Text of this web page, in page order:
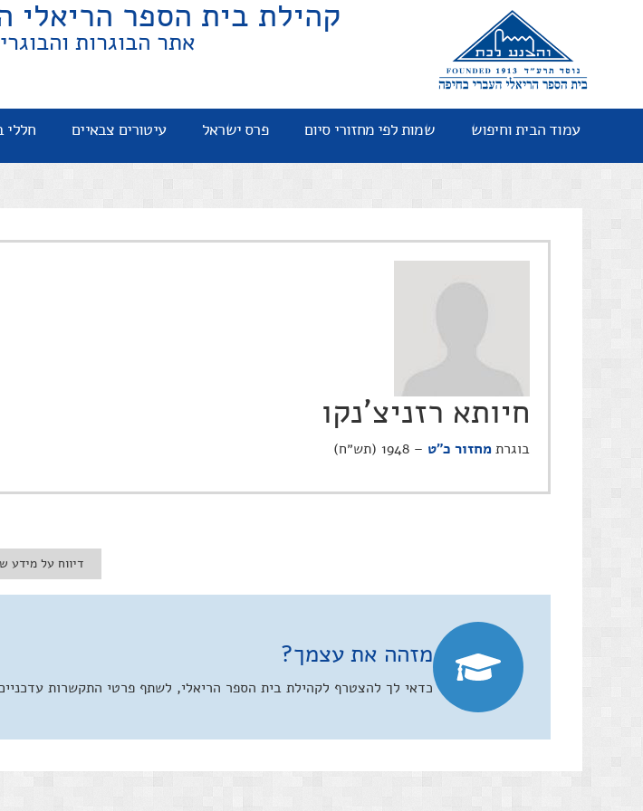
קהילת בית הספר הריאלי
אתר הבוגרות
עמוד הבית וחיפוש שמות לפי מחזורי סיום פרס ישראל עיטורים צבאיים חללי
חיותא רזניצ'נקו
בוגרתמחזור כ"ט – 1948 (תש״ח)
דיווח על מידע
מזהה את עצמך?
כדאי לך להצטרף לקהילת בית הספר הריאלי, לשתף פרטי התקשרות